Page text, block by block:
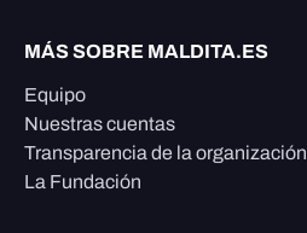
MÁS SOBRE MALDITA.ES
Equipo
Nuestras cuentas
Transparencia de la organización
La Fundación